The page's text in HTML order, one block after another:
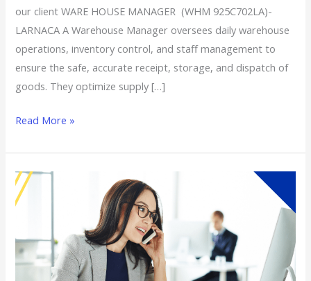
our client WARE HOUSE MANAGER (WHM 925C702LA)-
LARNACA A Warehouse Manager oversees daily warehouse
operations, inventory control, and staff management to
ensure the safe, accurate receipt, storage, and dispatch of
goods. They optimize supply […]
Read More »
Procurement
Officer